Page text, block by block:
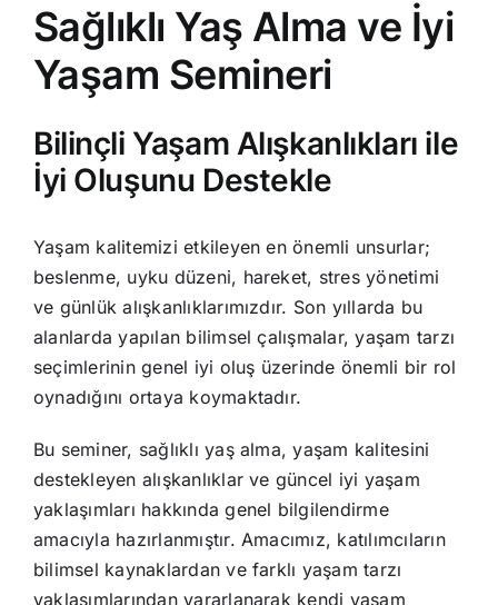
Sağlıklı Yaş Alma ve İyi
Yaşam Semineri
Bilinçli Yaşam Alışkanlıkları ile
İyi Oluşunu Destekle
Yaşam kalitemizi etkileyen en önemli unsurlar;
beslenme, uyku düzeni, hareket, stres yönetimi
ve günlük alışkanlıklarımızdır. Son yıllarda bu
alanlarda yapılan bilimsel çalışmalar, yaşam tarzı
seçimlerinin genel iyi oluş üzerinde önemli bir rol
oynadığını ortaya koymaktadır.
Bu seminer, sağlıklı yaş alma, yaşam kalitesini
destekleyen alışkanlıklar ve güncel iyi yaşam
yaklaşımları hakkında genel bilgilendirme
amacıyla hazırlanmıştır. Amacımız, katılımcıların
bilimsel kaynaklardan ve farklı yaşam tarzı
yaklaşımlarından yararlanarak kendi yaşam